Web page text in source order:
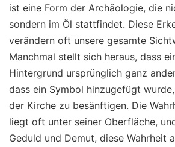
ist eine Form der Archäologie, die
sondern im Öl stattfindet. Diese
verändern oft unsere gesamte
Manchmal stellt sich heraus, dass
Hintergrund ursprünglich ganz
dass ein Symbol hinzugefügt
der Kirche zu besänftigen. Die
liegt oft unter seiner Oberfläche,
Geduld und Demut, diese Wahrheit